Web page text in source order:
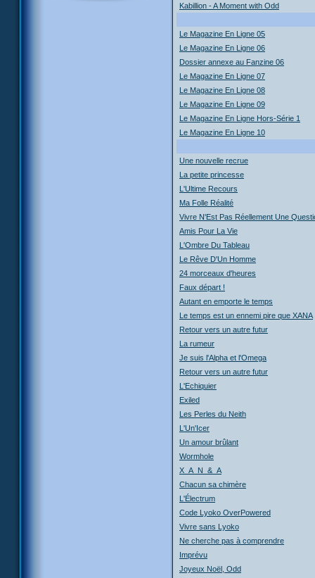
Kabillion - A Moment with Odd
Le Magazine En Ligne 05
Le Magazine En Ligne 06
Dossier annexe au Fanzine 06
Le Magazine En Ligne 07
Le Magazine En Ligne 08
Le Magazine En Ligne 09
Le Magazine En Ligne Hors-Série 1
Le Magazine En Ligne 10
Une nouvelle recrue
La petite princesse
L'Ultime Recours
Ma Folle Réalité
Vivre N'Est Pas Réellement Une
Amis Pour La Vie
L'Ombre Du Tableau
Le Rêve D'Un Homme
24 morceaux d'heures
Faux départ !
Autant en emporte le temps
Le temps est un ennemi pire que XANA
Retour vers un autre futur
La rumeur
Je suis l'Alpha et l'Omega
Retour vers un autre futur
L'Echiquier
Exiled
Les Perles du Neith
L'Un'Icer
Un amour brûlant
Wormhole
X_A_N_&_A
Chacun sa chimère
L'Électrum
Code Lyoko OverPowered
Vivre sans Lyoko
Ne cherche pas à comprendre
Imprévu
Joyeux Noël, Odd